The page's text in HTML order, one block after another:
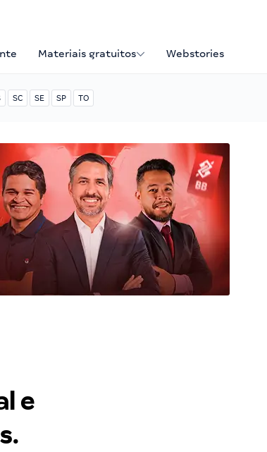
Materiais gratuitos Webstories
SC SE SP TO
e